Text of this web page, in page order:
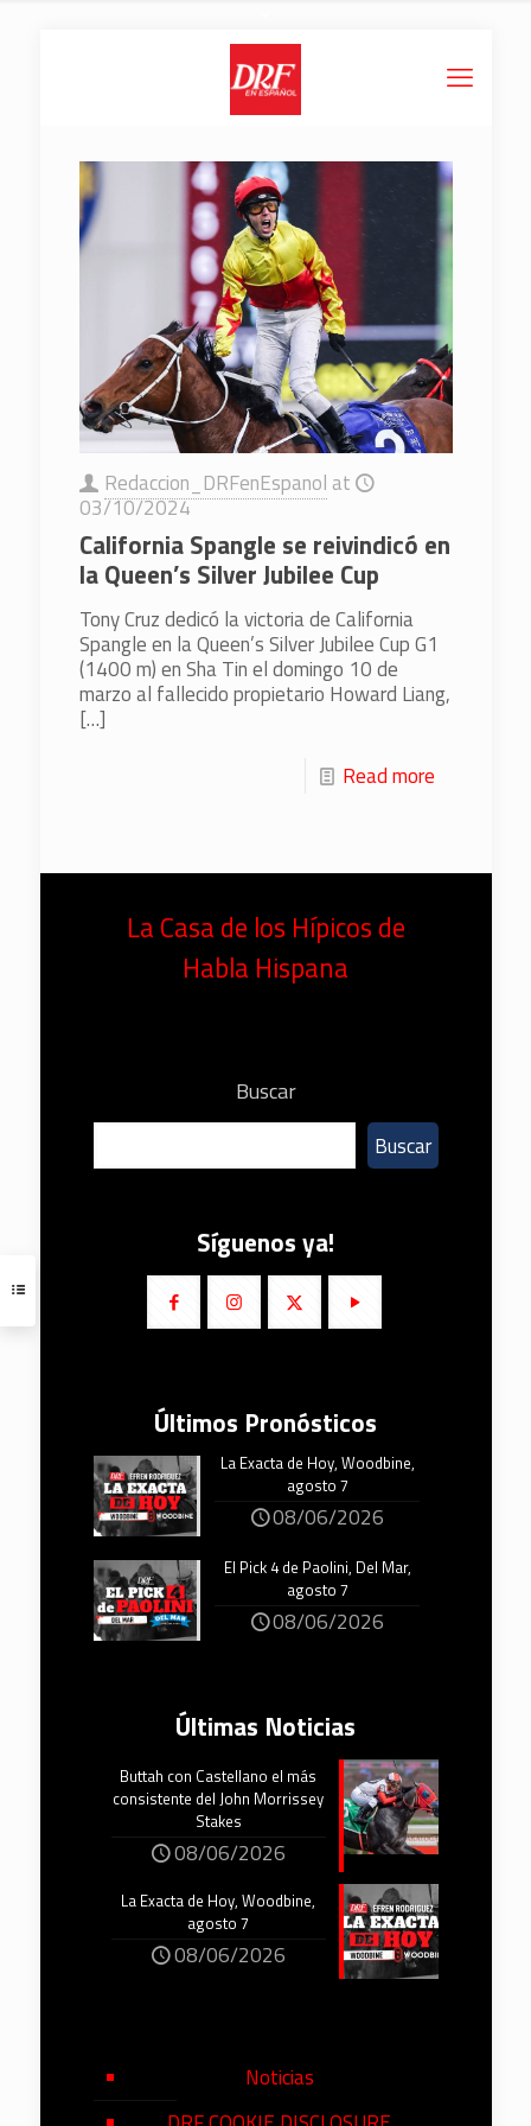
Redaccion_DRFenEspanol at
03/10/2024
California Spangle se reivindicó en
la Queen’s Silver Jubilee Cup
Tony Cruz dedicó la victoria de California
Spangle en la Queen’s Silver Jubilee Cup G1
(1400 m) en Sha Tin el domingo 10 de
marzo al fallecido propietario Howard Liang,
[…]
Read more
La Casa de los Hípicos de
Habla Hispana
Buscar
Buscar
Síguenos ya!
Últimos Pronósticos
La Exacta de Hoy, Woodbine,
agosto 7
08/06/2026
El Pick 4 de Paolini, Del Mar,
agosto 7
08/06/2026
Últimas Noticias
Buttah con Castellano el más
consistente del John Morrissey
Stakes
08/06/2026
La Exacta de Hoy, Woodbine,
agosto 7
08/06/2026
Noticias